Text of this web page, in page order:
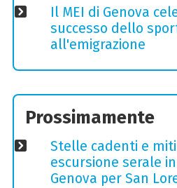
Il MEI di Genova
successo dello
all'emigrazione
Prossimamente
Stelle cadenti e
escursione serale
Genova per San